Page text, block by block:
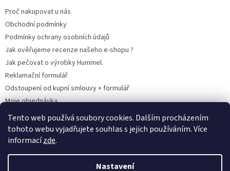
Tento web používá soubory cookies. Dalším procházením
tohoto webu vyjadřujete souhlas s jejich používáním. Více
informacízde.
Nastavení
Proč nakupovat u nás
Obchodní podmínky
Podmínky ochrany osobních údajů
Jak ověřujeme recenze našeho e-shopu ?
Jak pečovat o výrobky Hummel.
Reklamační formulář
Odstoupení od kupní smlouvy + formulář
Moje objednávka
Odstoupení od smlouvy